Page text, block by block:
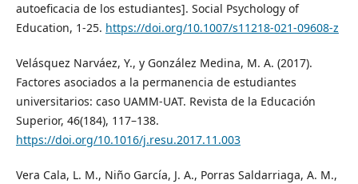
autoeficacia de los estudiantes]. Social Psychology of
Education, 1-25. https://doi.org/10.1007/s11218-021-09608-z
Velásquez Narváez, Y., y González Medina, M. A. (2017).
Factores asociados a la permanencia de estudiantes
universitarios: caso UAMM-UAT. Revista de la Educación
Superior, 46(184), 117–138.
https://doi.org/10.1016/j.resu.2017.11.003
Vera Cala, L. M., Niño García, J. A., Porras Saldarriaga, A. M.,